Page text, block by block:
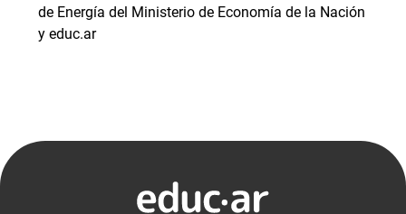
de Energía del Ministerio de Economía de la Nación
y educ.ar